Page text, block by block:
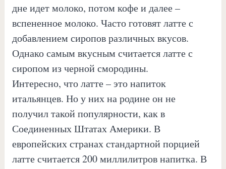
дне идет молоко, потом кофе и далее –
вспененное молоко. Часто готовят латте с
добавлением сиропов различных вкусов.
Однако самым вкусным считается латте с
сиропом из черной смородины.
Интересно, что латте – это напиток
итальянцев. Но у них на родине он не
получил такой популярности, как в
Соединенных Штатах Америки. В
европейских странах стандартной порцией
латте считается 200 миллилитров напитка. В